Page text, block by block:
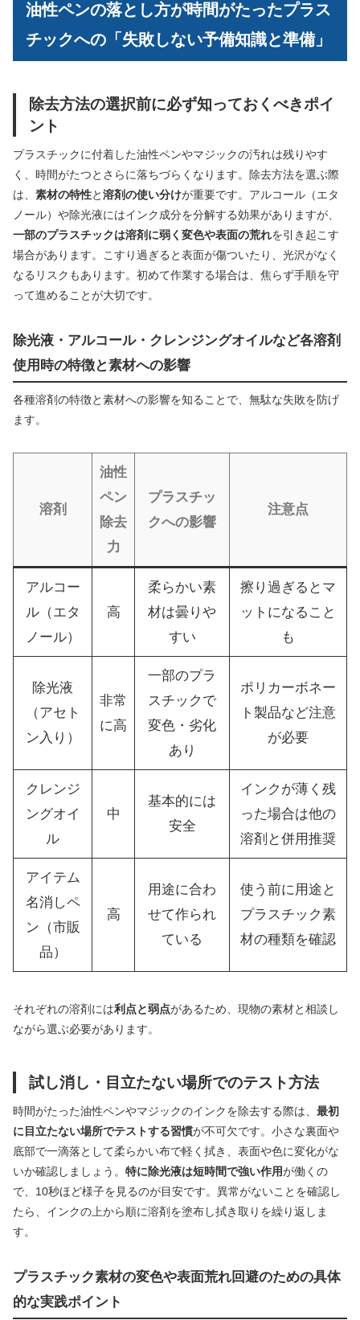
油性ペンの落とし方が時間がたったプラス
チックへの「失敗しない予備知識と準備」
除去方法の選択前に必ず知っておくべきポイ
ント
プラスチックに付着した油性ペンやマジックの汚れは残りやす
く、時間がたつとさらに落ちづらくなります。除去方法を選ぶ際
は、 素材の特性と溶剤の使い分けが重要です。アルコール（エタ
ノール）や除光液にはインク成分を分解する効果がありますが、
一部のプラスチックは溶剤に弱く変色や表面の荒れを引き起こす
場合があります。こすり過ぎると表面が傷ついたり、光沢がなく
なるリスクもあります。初めて作業する場合は、焦らず手順を守
って進めることが大切です。
除光液・アルコール・クレンジングオイルなど各溶剤
使用時の特徴と素材への影響
各種溶剤の特徴と素材への影響を知ることで、無駄な失敗を防げ
ます。
溶剤
油性
ペン
除去
力
プラスチッ
クへの影響
注意点
アルコー
ル（エタ
ノール）
高
柔らかい素
材は曇りや
すい
擦り過ぎるとマ
ットになること
も
除光液
（アセト
ン入り）
非常
に高
一部のプラ
スチックで
変色・劣化
あり
ポリカーボネー
ト製品など注意
が必要
クレンジ
ングオイ
ル
中
基本的には
安全
インクが薄く残
った場合は他の
溶剤と併用推奨
アイテム
名消しペ
ン（市販
品）
高
用途に合わ
せて作られ
ている
使う前に用途と
プラスチック素
材の種類を確認
それぞれの溶剤には利点と弱点があるため、現物の素材と相談し
ながら選ぶ必要があります。
試し消し・目立たない場所でのテスト方法
時間がたった油性ペンやマジックのインクを除去する際は、 最初
に目立たない場所でテストする習慣が不可欠です。小さな裏面や
底部で一滴落として柔らかい布で軽く拭き、表面や色に変化がな
いか確認しましょう。 特に除光液は短時間で強い作用が働くの
で、10秒ほど様子を見るのが目安です。異常がないことを確認し
たら、インクの上から順に溶剤を塗布し拭き取りを繰り返しま
す。
プラスチック素材の変色や表面荒れ回避のための具体
的な実践ポイント